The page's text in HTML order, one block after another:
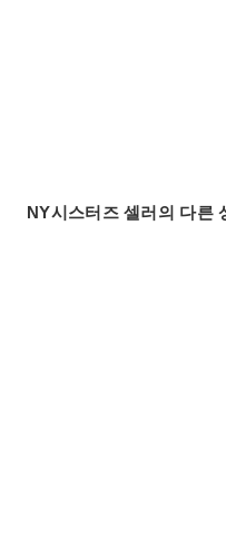
NY시스터즈 셀러의 다른